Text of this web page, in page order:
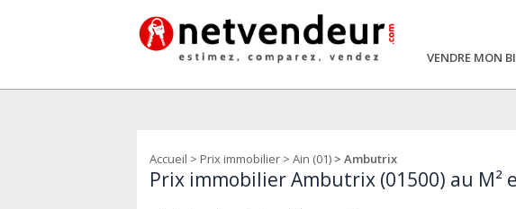
VENDRE MON
Accueil > Prix immobilier > Ain (01) > Ambutrix
Prix immobilier Ambutrix (01500) au